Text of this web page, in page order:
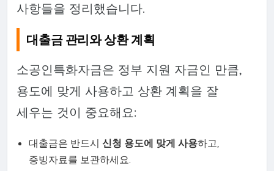
사항들을 정리했습니다.
대출금 관리와 상환 계획
소공인특화자금은 정부 지원 자금인 만큼,
용도에 맞게 사용하고 상환 계획을 잘
세우는 것이 중요해요:
대출금은 반드시신청 용도에 맞게 사용하고,
증빙자료를 보관하세요.